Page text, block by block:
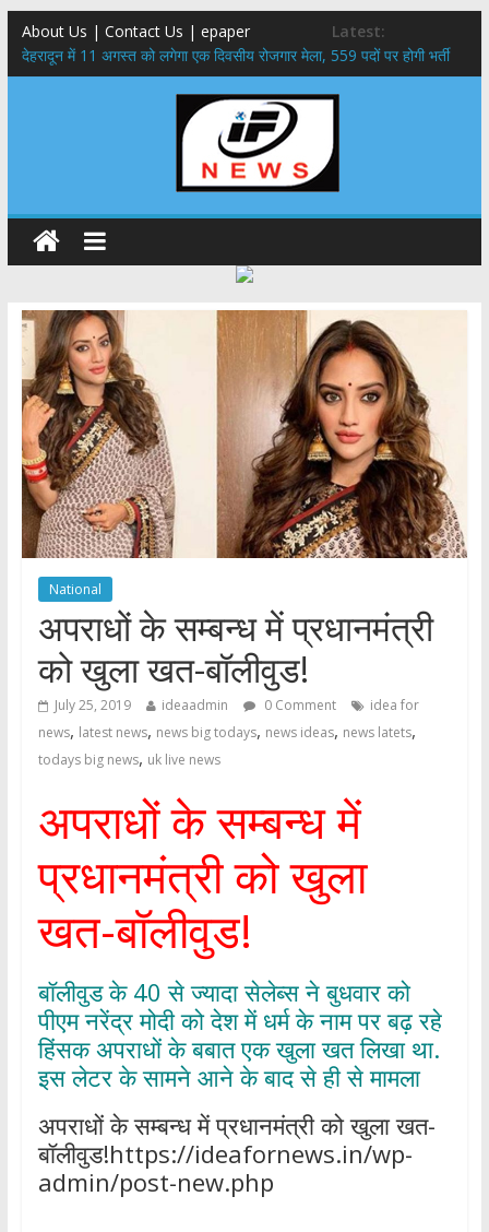
About Us | Contact Us | epaper
Latest:
​देहरादून में 11 अगस्त को लगेगा एक दिवसीय रोजगार मेला, 559 पदों पर होगी भर्ती
459 करोड़ से एचएनबी गढ़वाल विश्वविद्यालय में अनुसंधान संरचना होगी सुदृढ,उच्च
शिक्षा मंत्री धन सिंह रावत ने नवनियुक्त केन्द्रीय शिक्षा मंत्री से की मुलाकात
मुख्यमंत्री से महानिदेशक एनसीसी ने की शिष्टाचार भेंट,उत्तराखण्ड में एनसीसी के
विस्तार एवं आधुनिक आधारभूत संरचना के विकास पर हुई महत्वपूर्ण चर्चा
एमडीडीए बोर्ड बैठक, देहरादून और मसूरी के विकास के लिए 25 बड़े प्रस्तावों को मिली
बुजुर्ग-दिव्यांगों के घर जाएंगे बीएलओ, करेंगे नोटिसों का निस्तारण
National
अपराधों के सम्बन्ध में प्रधानमंत्री
को खुला खत-बॉलीवुड!
July 25, 2019 ideaadmin 0 Comment
idea for
news, latest news, news big todays, news ideas, news latets,
todays big news, uk live news
अपराधों के सम्बन्ध में
प्रधानमंत्री को खुला
खत-बॉलीवुड!
बॉलीवुड के 40 से ज्यादा सेलेब्स ने बुधवार को
पीएम नरेंद्र मोदी को देश में धर्म के नाम पर बढ़ रहे
हिंसक अपराधों के बबात एक खुला खत लिखा था.
इस लेटर के सामने आने के बाद से ही से मामला
अपराधों के सम्बन्ध में प्रधानमंत्री को खुला खत-
बॉलीवुड!https://ideafornews.in/wp-
admin/post-new.php